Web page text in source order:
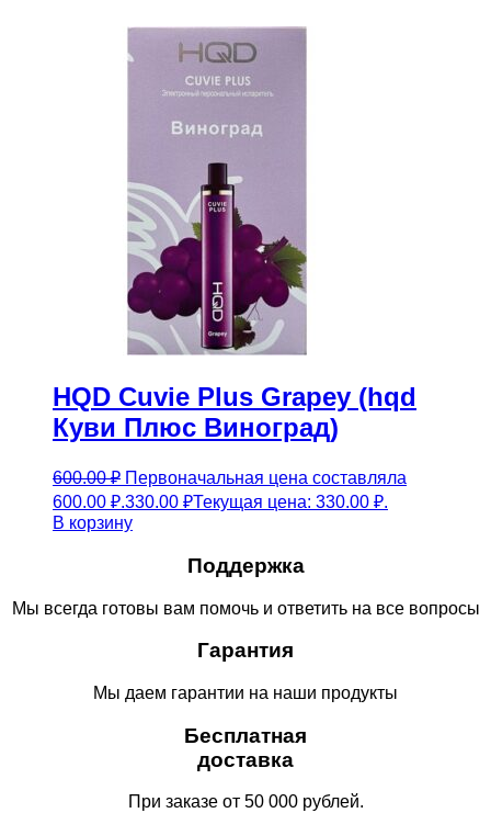
HQD Cuvie Plus Grapey (hqd
Куви Плюс Виноград)
600.00₽ Первоначальная цена составляла
600.00 ₽.330.00 ₽Текущая цена: 330.00 ₽.
В корзину
Поддержка
Мы всегда готовы вам помочь и ответить на все вопросы
Гарантия
Мы даем гарантии на наши продукты
Бесплатная
доставка
При заказе от 50 000 рублей.